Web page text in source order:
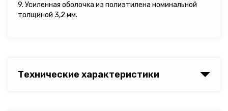
9. Усиленная оболочка из полиэтилена номинальной
толщиной 3,2 мм.
Технические характеристики